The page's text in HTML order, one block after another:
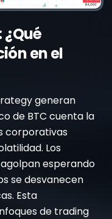
en el
generan
de BTC cuenta la
corporativas
Los
esperando
se desvanecen
Esta
de trading